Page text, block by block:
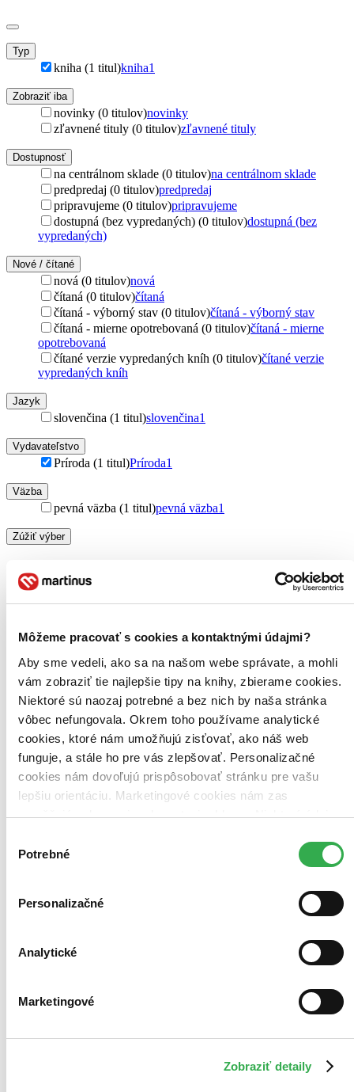
Môžeme pracovať s cookies a kontaktnými údajmi?
Aby sme vedeli, ako sa na našom webe správate, a mohli
vám zobraziť tie najlepšie tipy na knihy, zbierame cookies.
Niektoré sú naozaj potrebné a bez nich by naša stránka
vôbec nefungovala. Okrem toho používame analytické
cookies, ktoré nám umožňujú zisťovať, ako náš web
funguje, a stále ho pre vás zlepšovať. Personalizačné
cookies nám dovoľujú prispôsobovať stránku pre vašu
lepšiu orientáciu. Marketingové cookies nám zas
umožňujú zobrazenie relevantnej reklamy. Niektoré údaje
keby sme mohli používať všetky tieto cookies. Ďakujeme!
súhlasu
Potrebné
Personalizačné
Analytické
Marketingové
Zobraziť detaily
Typ
kniha (1 titul)kniha1
Zobraziť iba
novinky (0 titulov)novinky
zľavnené tituly (0 titulov)zľavnené tituly
Dostupnosť
na centrálnom sklade (0 titulov)na centrálnom sklade
predpredaj (0 titulov)predpredaj
pripravujeme (0 titulov)pripravujeme
dostupná (bez vypredaných) (0 titulov)dostupná (bez
vypredaných)
Nové / čítané
nová (0 titulov)nová
čítaná (0 titulov)čítaná
čítaná - výborný stav (0 titulov)čítaná - výborný stav
čítaná - mierne opotrebovaná (0 titulov)čítaná - mierne
opotrebovaná
čítané verzie vypredaných kníh (0 titulov)čítané verzie
vypredaných kníh
Jazyk
slovenčina (1 titul)slovenčina1
Vydavateľstvo
Príroda (1 titul)Príroda1
Väzba
pevná väzba (1 titul)pevná väzba1
Zúžiť výber
Zoradiť
Bestsellery
Top hodnotené
Najdrahšie
Najlacnejšie
Najvyššia zľava
Použité filtre
Zrušiť filtre
Knihy